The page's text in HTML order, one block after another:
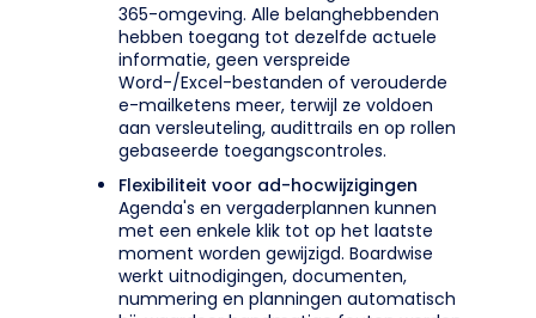
365-omgeving. Alle belanghebbenden
hebben toegang tot dezelfde actuele
informatie, geen verspreide
Word-/Excel-bestanden of verouderde
e-mailketens meer, terwijl ze voldoen
aan versleuteling, audittrails en op rollen
gebaseerde toegangscontroles.
Flexibiliteit voor ad-hocwijzigingen
Agenda's en vergaderplannen kunnen
met een enkele klik tot op het laatste
moment worden gewijzigd. Boardwise
werkt uitnodigingen, documenten,
nummering en planningen automatisch